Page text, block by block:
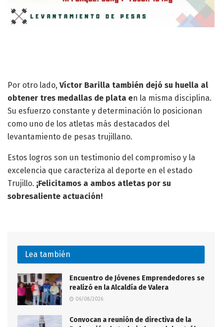
Por otro lado, Víctor Barilla también dejó su huella al
obtener tres medallas de plata en la misma disciplina.
Su esfuerzo constante y determinación lo posicionan
como uno de los atletas más destacados del
levantamiento de pesas trujillano.
Estos logros son un testimonio del compromiso y la
excelencia que caracteriza al deporte en el estado
Trujillo. ¡Felicitamos a ambos atletas por su
sobresaliente actuación!
Lea también
Encuentro de Jóvenes Emprendedores se
realizó en la Alcaldía de Valera
06/08/2026
Convocan a reunión de directiva de la